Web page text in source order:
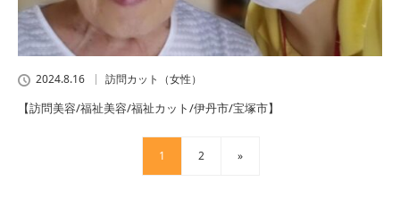
2024.8.16 訪問カット（女性）
【訪問美容/福祉美容/福祉カット/伊丹市/宝塚市】
1 2 »